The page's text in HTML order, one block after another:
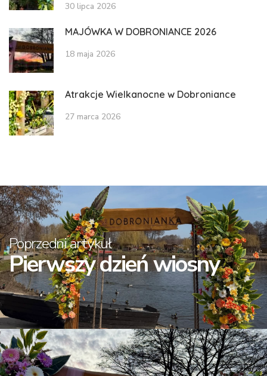
30 lipca 2026
MAJÓWKA W DOBRONIANCE 2026
18 maja 2026
Atrakcje Wielkanocne w Dobroniance
27 marca 2026
Poprzedni artykuł
Pierwszy dzień wiosny